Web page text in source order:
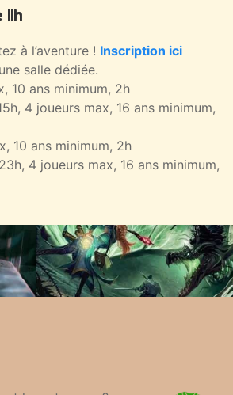
à l’aventure ! Inscription ici
salle dédiée.
10 ans minimum, 2h
4 joueurs max, 16 ans minimum,
10 ans minimum, 2h
4 joueurs max, 16 ans minimum,